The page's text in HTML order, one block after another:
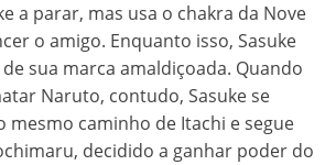
a parar, mas usa o chakra da Nove
o amigo. Enquanto isso, Sasuke
sua marca amaldiçoada. Quando
Naruto, contudo, Sasuke se
mesmo caminho de Itachi e segue
decidido a ganhar poder do